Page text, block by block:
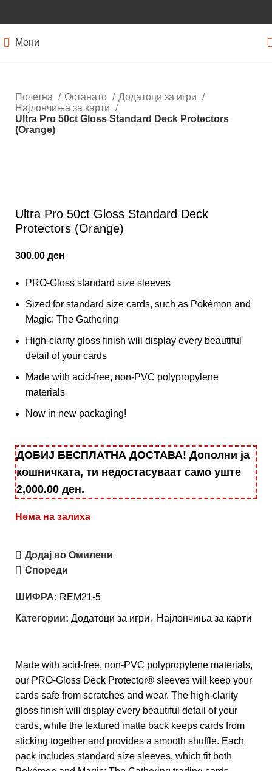
Мени
Почетна Останато
Додатоци за игри
Најлончиња за карти
Ultra Pro 50ct Gloss Standard Deck Protectors
(Orange)
Ultra Pro 50ct Gloss Standard Deck
Protectors (Orange)
300.00 ден
PRO-Gloss standard size sleeves
Sized for standard size cards, such as Pokémon and
Magic: The Gathering
High-clarity gloss finish will display every beautiful
detail of your cards
Made with acid-free, non-PVC polypropylene
materials
Now in new packaging!
ДОБИЈ БЕСПЛАТНА ДОСТАВА! Дополни ја
кошничката, ти недостасуваат само уште
2,000.00 ден.
Нема на залиха
Додај во Омилени
Спореди
ШИФРА: REM21-5
Категории: Додатоци за игри , Најлончиња за карти
Made with acid-free, non-PVC polypropylene materials,
our PRO-Gloss Deck Protector® sleeves will keep your
cards safe from scratches and wear. The high-clarity
gloss finish will display every beautiful detail of your
cards, while the textured matte back keeps cards from
sticking together and provides a smooth shuffle. Each
pack includes standard size sleeves, which fit both